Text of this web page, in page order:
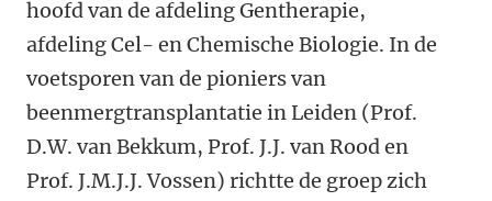
hoofd van de afdeling Gentherapie,
afdeling Cel- en Chemische Biologie. In de
voetsporen van de pioniers van
beenmergtransplantatie in Leiden (Prof.
D.W. van Bekkum, Prof. J.J. van Rood en
Prof. J.M.J.J. Vossen) richtte de groep zich